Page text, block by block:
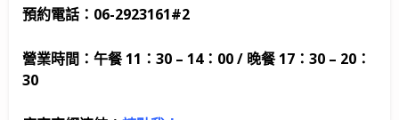
預約電話：06-2923161#2
營業時間：午餐 11：30 – 14：00 / 晚餐 17：30 – 20：
30